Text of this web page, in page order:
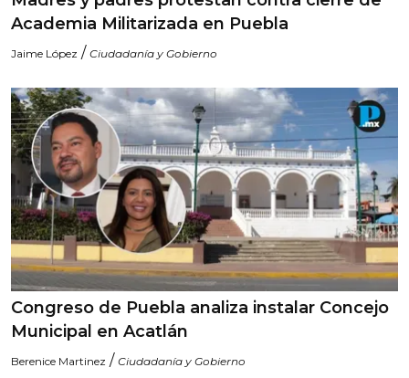
Academia Militarizada en Puebla
Jaime López / Ciudadanía y Gobierno
Congreso de Puebla analiza instalar Concejo
Municipal en Acatlán
Berenice Martinez / Ciudadanía y Gobierno